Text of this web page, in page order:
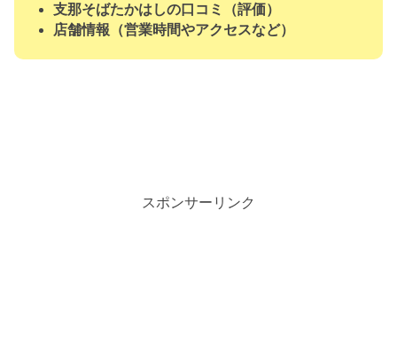
支那そばたかはしの口コミ（評価）
店舗情報（営業時間やアクセスなど）
スポンサーリンク